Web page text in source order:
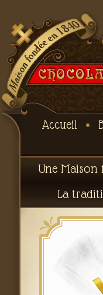
Accueil
Une Maison
La